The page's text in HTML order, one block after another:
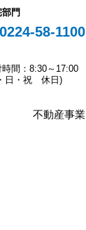
門
0224-58-1100
時間：8:30～17:00
日・祝 休日)
不動産事業